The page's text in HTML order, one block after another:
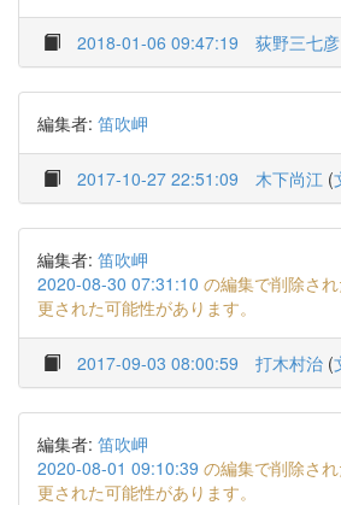
2018-01-06 09:47:19 荻野三七彦
編集者: 笛吹岬
2017-10-27 22:51:09 木下尚江 (
編集者: 笛吹岬
2020-08-30 07:31:10 の編集で削除さ
更された可能性があります。
2017-09-03 08:00:59 打木村治 (
編集者: 笛吹岬
2020-08-01 09:10:39 の編集で削除さ
更された可能性があります。